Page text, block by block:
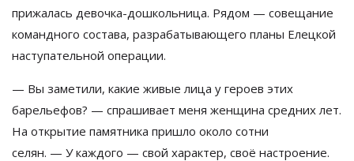
прижалась девочка-дошкольница. Рядом — совещание
командного состава, разрабатывающего планы Елецкой
наступательной операции.
— Вы заметили, какие живые лица у героев этих
барельефов? — спрашивает меня женщина средних лет.
На открытие памятника пришло около сотни
селян. — У каждого — свой характер, своё настроение.